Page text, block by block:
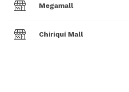
Megamall
Chiriquí Mall